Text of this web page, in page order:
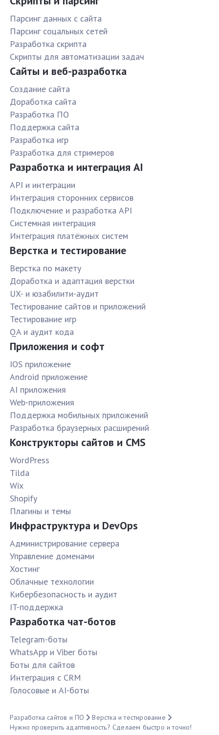
Парсинг данных с сайта
Парсинг соцальных сетей
Разработка скрипта
Скрипты для автоматизации задач
Сайты и веб-разработка
Создание сайта
Доработка сайта
Разработка ПО
Поддержка сайта
Разработка игр
Разработка для стримеров
Разработка и интеграция AI
API и интеграции
Интеграция сторонних сервисов
Подключение и разработка API
Системная интеграция
Интеграция платёжных систем
Верстка и тестирование
Верстка по макету
Доработка и адаптация верстки
UX- и юзабилити-аудит
Тестирование сайтов и приложений
Тестирование игр
QA и аудит кода
Приложения и софт
IOS приложение
Android приложение
AI приложения
Web-приложения
Поддержка мобильных приложений
Разработка браузерных расширений
Конструкторы сайтов и CMS
WordPress
Tilda
Wix
Shopify
Плагины и темы
Инфраструктура и DevOps
Администрирование сервера
Управление доменами
Хостинг
Облачные технологии
Кибербезопасность и аудит
IT-поддержка
Разработка чат-ботов
Telegram-боты
WhatsApp и Viber боты
Боты для сайтов
Интеграция с CRM
Голосовые и AI-боты
Разработка сайтов и ПО
Верстка и тестирование
Нужно проверить адаптивность? Сделаем быстро и точно!